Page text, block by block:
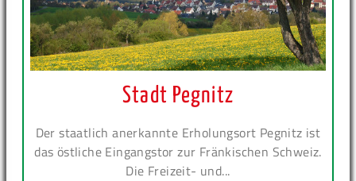
Stadt Pegnitz
Der staatlich anerkannte Erholungsort Pegnitz ist
das östliche Eingangstor zur Fränkischen Schweiz.
Die Freizeit- und...